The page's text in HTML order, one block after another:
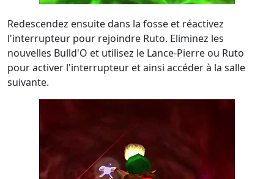
Redescendez ensuite dans la fosse et réactivez
l'interrupteur pour rejoindre Ruto. Eliminez les
nouvelles Bulld'O et utilisez le Lance-Pierre ou Ruto
pour activer l'interrupteur et ainsi accéder à la salle
suivante.